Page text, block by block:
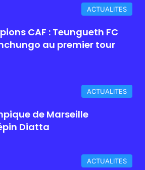
ACTUALITES
CAF : Teungueth FC
au premier tour
ACTUALITES
de Marseille
Diatta
ACTUALITES